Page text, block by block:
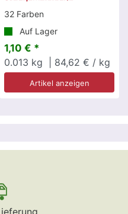
32 Farben
Auf Lager
1,10 € *
0.013 kg | 84,62 € / kg
Artikel anzeigen